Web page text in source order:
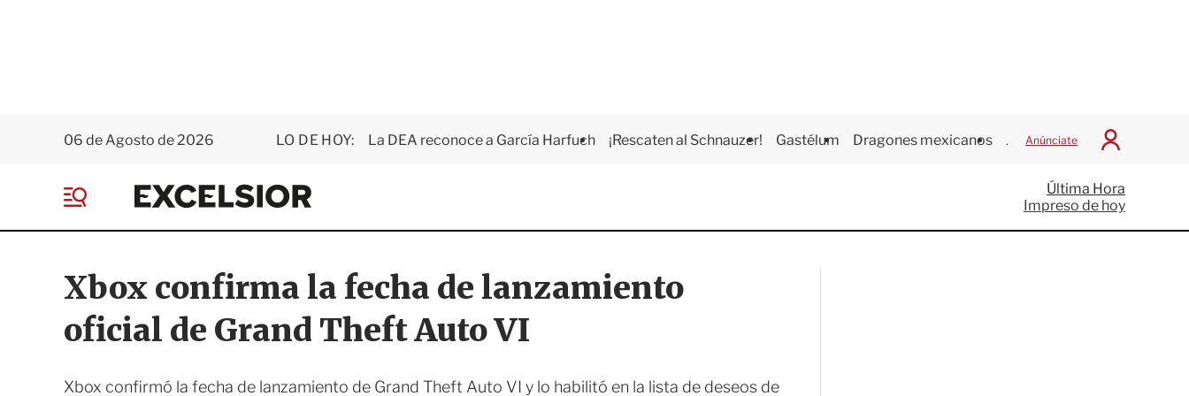
06 de Agosto de 2026 LO DE HOY: La DEA reconoce a García Harfuch ¡Rescaten al Schnauzer! Gastélum Dragones mexicanos Juegos Centroamericanos
Anúnciate
I
c
i
a
E
x
e
s
o
e
Última Hora
Impreso de hoy
Xbox confirma la fecha de lanzamiento
oficial de Grand Theft Auto VI
Xbox confirmó la fecha de lanzamiento de Grand Theft Auto VI y lo habilitó en la lista de deseos de